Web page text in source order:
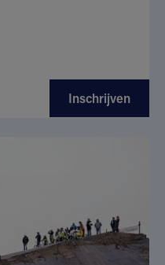
Inschrijven